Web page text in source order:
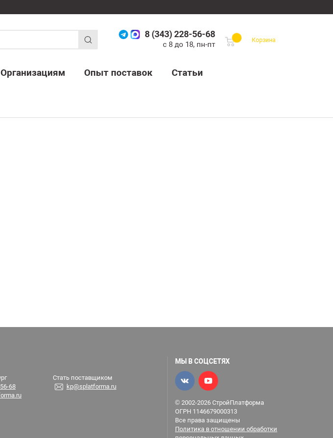
8 (343) 228-56-68
с 8 до 18, пн-пт
Корзина
Организациям Опыт поставок Статьи
68
Стать поставщиком
kp@splatforma.ru
МЫ В СОЦСЕТЯХ
© 2002-2026 СтройПлатформа
ОГРН 1146679000313
Все права защищены
Политика в отношении обработки